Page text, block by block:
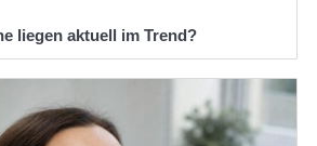
liegen aktuell im Trend?